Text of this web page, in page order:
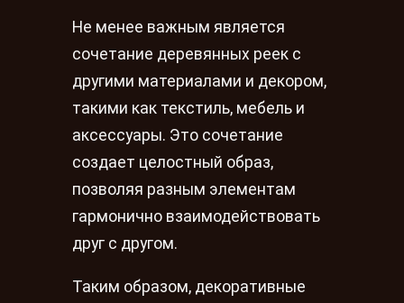
Не менее важным является
сочетание деревянных реек с
другими материалами и декором,
такими как текстиль, мебель и
аксессуары. Это сочетание
создает целостный образ,
позволяя разным элементам
гармонично взаимодействовать
друг с другом.
Таким образом, декоративные